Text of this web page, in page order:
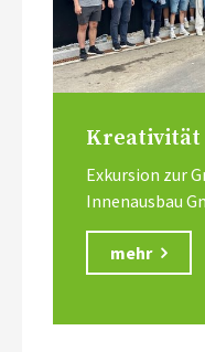
Exkursion zur
Innenausbau
mehr